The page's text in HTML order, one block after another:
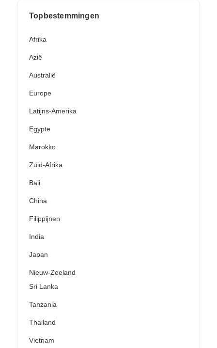
Topbestemmingen
Afrika
Azië
Australië
Europe
Latijns-Amerika
Egypte
Marokko
Zuid-Afrika
Bali
China
Filippijnen
India
Japan
Nieuw-Zeeland
Sri Lanka
Tanzania
Thailand
Vietnam